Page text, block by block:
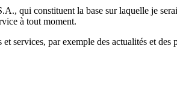
qui constituent la base sur laquelle je
à tout moment.
par exemple des actualités et des